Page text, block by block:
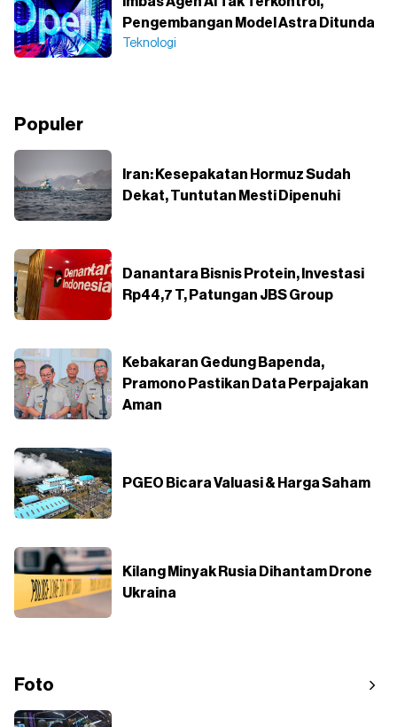
Pengembangan Model Astra Ditunda
Teknologi
Populer
Iran: Kesepakatan Hormuz Sudah
Dekat, Tuntutan Mesti Dipenuhi
Danantara Bisnis Protein, Investasi
Rp44,7 T, Patungan JBS Group
Kebakaran Gedung Bapenda,
Pramono Pastikan Data Perpajakan
Aman
PGEO Bicara Valuasi & Harga Saham
Kilang Minyak Rusia Dihantam Drone
Ukraina
Foto